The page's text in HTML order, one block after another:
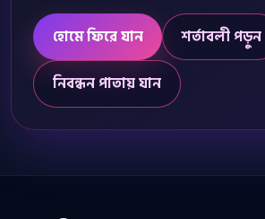
হোমে ফিরে যান শর্তাবলী পড়ুন
নিবন্ধন পাতায় যান